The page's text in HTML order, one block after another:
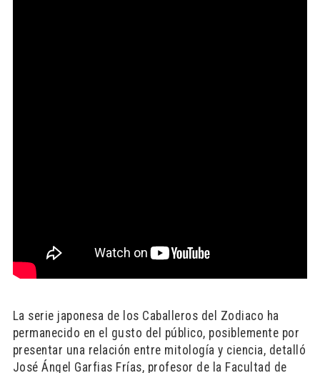
La serie japonesa de los Caballeros del Zodiaco ha
permanecido en el gusto del público, posiblemente por
presentar una relación entre mitología y ciencia, detalló
José Ángel Garfias Frías, profesor de la Facultad de